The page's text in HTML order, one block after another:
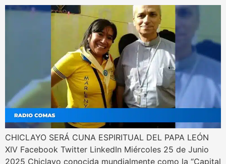
CHICLAYO SERÁ CUNA ESPIRITUAL DEL PAPA LEÓN
XIV Facebook Twitter LinkedIn Miércoles 25 de Junio
2025 Chiclayo conocida mundialmente como la “Capital